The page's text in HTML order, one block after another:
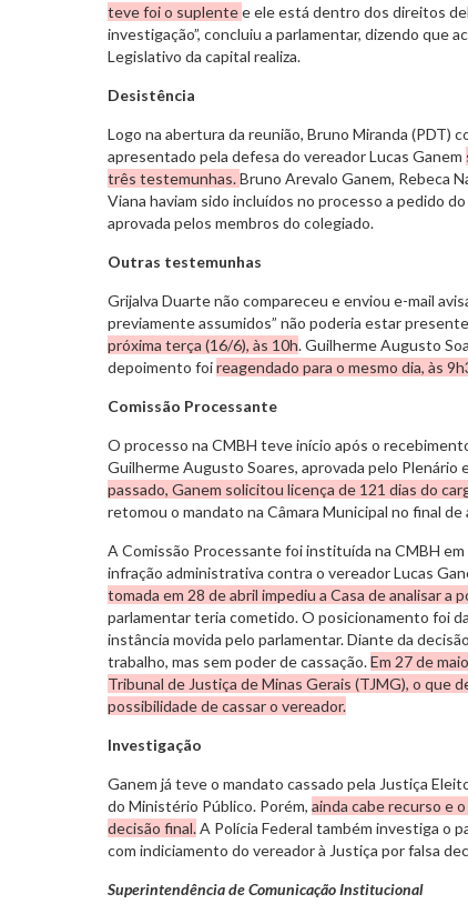
teve foi o suplentee ele está dentro dos direitos
investigação”, concluiu a parlamentar, dizendo que
Legislativo da capital realiza.
Desistência
Logo na abertura da reunião, Bruno Miranda (PDT)
apresentado pela defesa do vereador Lucas Ganem
três testemunhas.Bruno Arevalo Ganem, Rebeca
Viana haviam sido incluídos no processo a pedido
aprovada pelos membros do colegiado.
Outras testemunhas
Grijalva Duarte não compareceu e enviou e-mail
previamente assumidos” não poderia estar
próxima terça (16/6), às 10h. Guilherme Augusto
depoimento foireagendado para o mesmo dia, às
Comissão Processante
O processo na CMBH teve início após o
Guilherme Augusto Soares, aprovada pelo Plenário
passado, Ganem solicitou licença de 121 dias do
retomou o mandato na Câmara Municipal no final de
A Comissão Processante foi instituída na CMBH
infração administrativa contra o vereador Lucas
tomada em 28 de abril impediu a Casa de analisar a
parlamentar teria cometido. O posicionamento foi
instância movida pelo parlamentar. Diante da
trabalho, mas sem poder de cassação.Em 27 de
Tribunal de Justiça de Minas Gerais (TJMG), o que
possibilidade de cassar o vereador.
Investigação
Ganem já teve o mandato cassado pela Justiça
do Ministério Público. Porém, ainda cabe recurso e
decisão final.A Polícia Federal também investiga o
com indiciamento do vereador à Justiça por falsa
Superintendência de Comunicação Institucional